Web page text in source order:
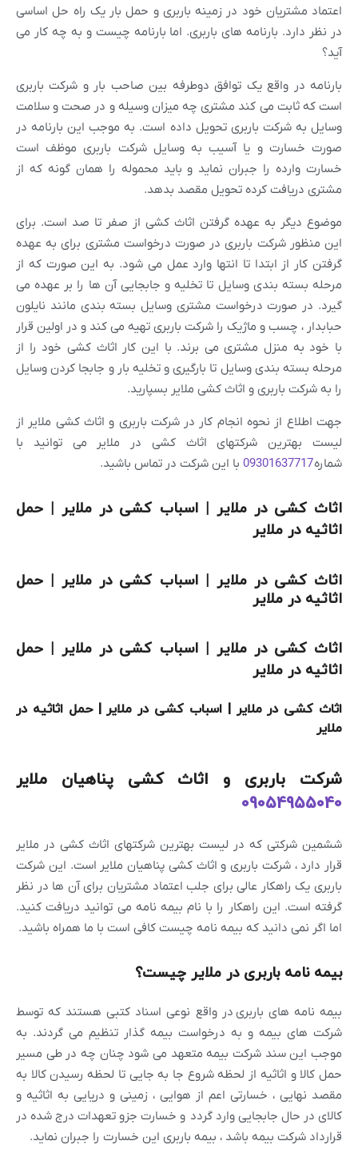
اعتماد مشتریان خود در زمینه باربری و حمل بار یک راه حل اساسی
در نظر دارد. بارنامه های باربری. اما بارنامه چیست و به چه کار می
آید؟
بارنامه در واقع یک توافق دوطرفه بین صاحب بار و شرکت باربری
است که ثابت می کند مشتری چه میزان وسیله و در صحت و سلامت
وسایل به شرکت باربری تحویل داده است. به موجب این بارنامه در
صورت خسارت و یا آسیب به وسایل شرکت باربری موظف است
خسارت وارده را جبران نماید و باید محموله را همان گونه که از
مشتری دریافت کرده تحویل مقصد بدهد.
موضوع دیگر به عهده گرفتن اثاث کشی از صفر تا صد است. برای
این منظور شرکت باربری در صورت درخواست مشتری برای به عهده
گرفتن کار از ابتدا تا انتها وارد عمل می شود. به این صورت که از
مرحله بسته بندی وسایل تا تخلیه و جابجایی آن ها را بر عهده می
گیرد. در صورت درخواست مشتری وسایل بسته بندی مانند نایلون
حبابدار ، چسب و ماژیک را شرکت باربری تهیه می کند و در اولین قرار
با خود به منزل مشتری می برند. با این کار اثاث کشی خود را از
مرحله بسته بندی وسایل تا بارگیری و تخلیه بار و جابجا کردن وسایل
را به شرکت باربری و اثاث کشی ملایر بسپارید.
جهت اطلاع از نحوه انجام کار در شرکت باربری و اثاث کشی ملایر از
لیست بهترین شرکتهای اثاث کشی در ملایر می توانید با
شماره09301637717 با این شرکت در تماس باشید.
اثاث کشی در ملایر | اسباب کشی در ملایر | حمل
اثاثیه در ملایر
اثاث کشی در ملایر | اسباب کشی در ملایر | حمل
اثاثیه در ملایر
اثاث کشی در ملایر | اسباب کشی در ملایر | حمل
اثاثیه در ملایر
اثاث کشی در ملایر | اسباب کشی در ملایر | حمل اثاثیه در
ملایر
شرکت باربری و اثاث کشی پناهیان ملایر
09054955040
ششمین شرکتی که در لیست بهترین شرکتهای اثاث کشی در ملایر
قرار دارد ، شرکت باربری و اثاث کشی پناهیان ملایر است. این شرکت
باربری یک راهکار عالی برای جلب اعتماد مشتریان برای آن ها در نظر
گرفته است. این راهکار را با نام بیمه نامه می توانید دریافت کنید.
اما اگر نمی دانید که بیمه نامه چیست کافی است با ما همراه باشید.
بیمه نامه باربری در ملایر چیست؟
بیمه نامه های باربری در واقع نوعی اسناد کتبی هستند که توسط
شرکت های بیمه و به درخواست بیمه گذار تنظیم می گردند. به
موجب این سند شرکت بیمه متعهد می شود چنان چه در طی مسیر
حمل کالا و اثاثیه از لحظه شروع جا به جایی تا لحظه رسیدن کالا به
مقصد نهایی ، خسارتی اعم از هوایی ، زمینی و دریایی به اثاثیه و
کالای در حال جابجایی وارد گردد و خسارت جزو تعهدات درج شده در
قرارداد شرکت بیمه باشد ، بیمه باربری این خسارت را جبران نماید.